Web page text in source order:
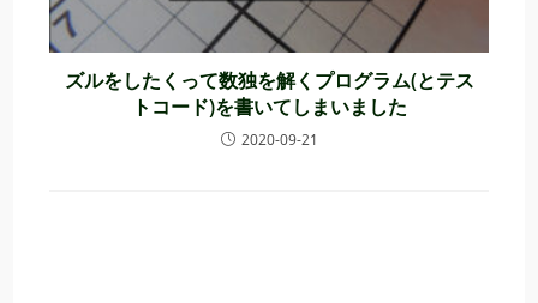
ズルをしたくって数独を解くプログラム(とテス
トコード)を書いてしまいました
2020-09-21